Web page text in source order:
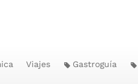
Viajes Gastroguía